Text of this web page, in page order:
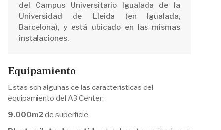
del Campus Universitario Igualada de la
Universidad de Lleida (en Igualada,
Barcelona), y está ubicado en las mismas
instalaciones.
Equipamiento
Estas son algunas de las características del
equipamiento del A3 Center:
9.000m2de superfície